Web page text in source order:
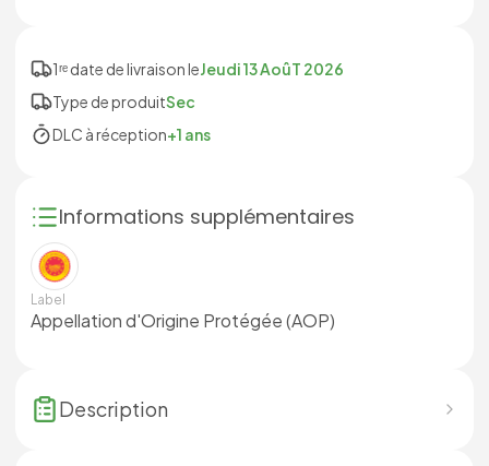
1ʳᵉ date de livraison leJeudi 13 AoûT 2026
Type de produitSec
DLC à réception+1 ans
Informations supplémentaires
Label
Appellation d'Origine Protégée (AOP)
Description